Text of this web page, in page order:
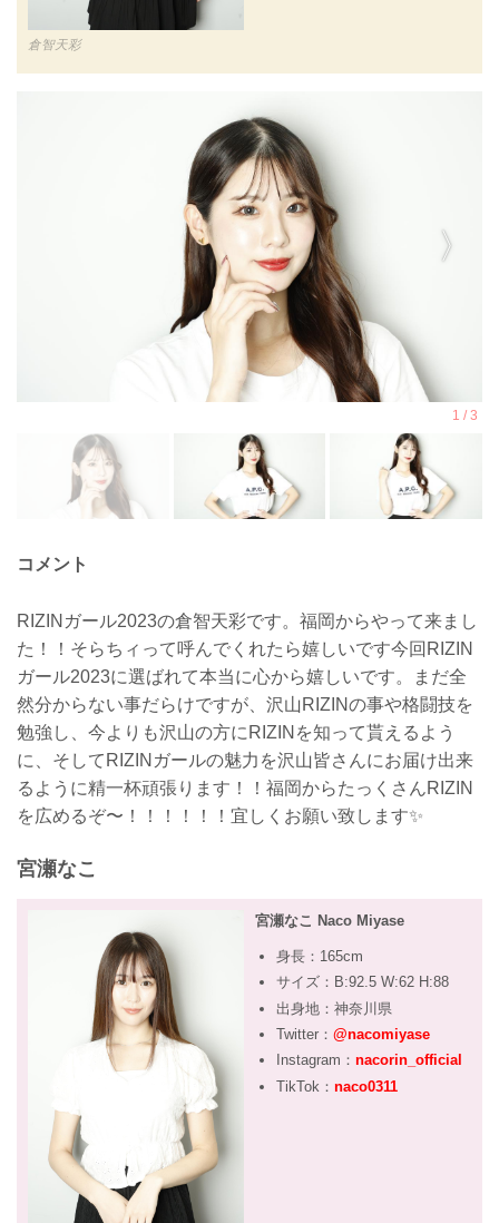
倉智天彩
コメント
RIZINガール2023の倉智天彩です。福岡からやって来まし
た！！そらちィって呼んでくれたら嬉しいです今回RIZIN
ガール2023に選ばれて本当に心から嬉しいです。まだ全
然分からない事だらけですが、沢山RIZINの事や格闘技を
勉強し、今よりも沢山の方にRIZINを知って貰えるよう
に、そしてRIZINガールの魅力を沢山皆さんにお届け出来
るように精一杯頑張ります！！福岡からたっくさんRIZIN
を広めるぞ〜！！！！！！宜しくお願い致します✨
宮瀬なこ
宮瀬なこ Naco Miyase
身長：165cm
サイズ：B:92.5 W:62 H:88
出身地：神奈川県
Twitter： @nacomiyase
Instagram： nacorin_official
TikTok： naco0311